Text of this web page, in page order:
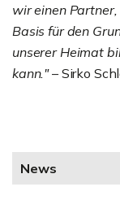
wir einen
Basis für den
unserer Heimat
kann."– Sirko
News